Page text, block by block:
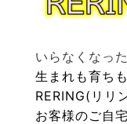
いらなくなった
生まれも育ち
RERING(リリ
お客様のご自